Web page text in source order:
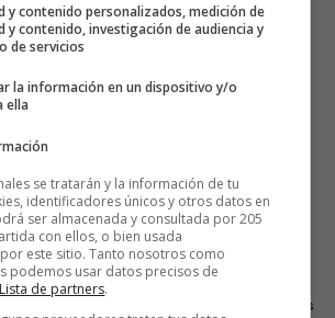
de
, estrenada dos
y contenido personalizados, medición de
y contenido, investigación de audiencia y
de servicios
la información en un dispositivo y/o
ella
se tratarán y la información de tu
identificadores únicos y otros datos en
ser almacenada y consultada por 205
con ellos, o bien usada
este sitio. Tanto nosotros como
podemos usar datos precisos de
Lista de partners.